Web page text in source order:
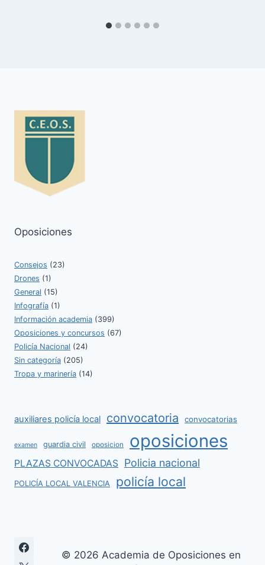
Oposiciones
Consejos (23)
Drones (1)
General (15)
Infografía (1)
Información academia (399)
Oposiciones y concursos (67)
Policía Nacional (24)
Sin categoría (205)
Tropa y marinería (14)
auxiliares policía local convocatoria convocatorias
examen guardia civil oposicion oposiciones
PLAZAS CONVOCADAS Policia nacional
POLICÍA LOCAL VALENCIA policía local
© 2026 Academia de Oposiciones en